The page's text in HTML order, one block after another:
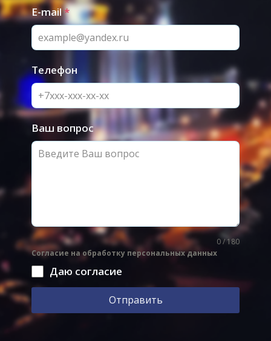
E-mail*
Телефон
Ваш вопрос
0 / 180
Согласие на обработку персональных данных
Даю согласие
Отправить